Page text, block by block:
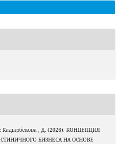
Кадырбекова , Д. (2026). КОНЦЕПЦИЯ
БИЗНЕСА НА ОСНОВЕ